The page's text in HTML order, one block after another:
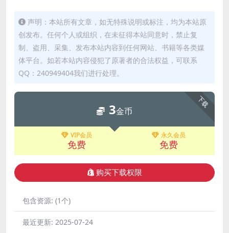
声明：本站所有文章，如无特殊说明或标注，均为本站原
创发布。任何个人或组织，在未征得本站同意时，禁止复
制、盗用、采集、发布本站内容到任何网站、书籍等各类媒
体平台。如若本站内容侵犯了原著者的合法权益，可联系
QQ：240949404我们进行处理。
下载
3金币
VIP会员
免费
永久会员
免费
购买下载权限
包含资源: (1个)
最近更新: 2025-07-24